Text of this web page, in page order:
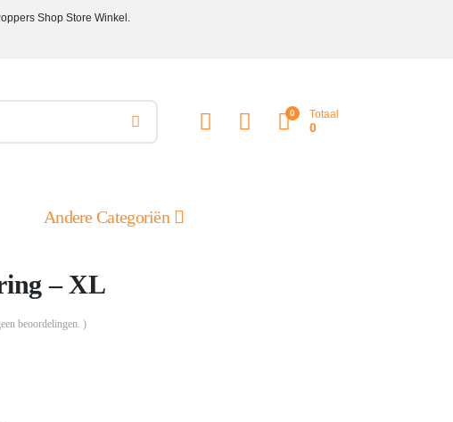
Shop Store Winkel.
0 Totaal
0
Andere Categoriën
– XL
beoordelingen. )